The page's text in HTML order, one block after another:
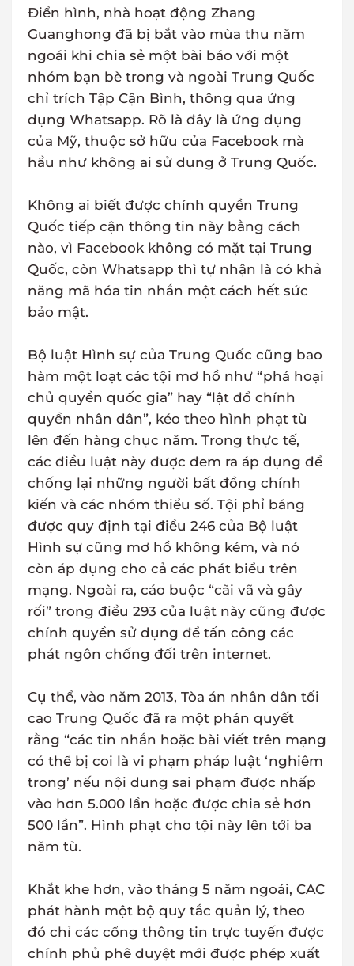
Điển hình, nhà hoạt động Zhang
Guanghong đã bị bắt vào mùa thu năm
ngoái khi chia sẻ một bài báo với một
nhóm bạn bè trong và ngoài Trung Quốc
chỉ trích Tập Cận Bình, thông qua ứng
dụng Whatsapp. Rõ là đây là ứng dụng
của Mỹ, thuộc sở hữu của Facebook mà
hầu như không ai sử dụng ở Trung Quốc.
Không ai biết được chính quyền Trung
Quốc tiếp cận thông tin này bằng cách
nào, vì Facebook không có mặt tại Trung
Quốc, còn Whatsapp thì tự nhận là có khả
năng mã hóa tin nhắn một cách hết sức
bảo mật.
Bộ luật Hình sự của Trung Quốc cũng bao
hàm một loạt các tội mơ hồ như “phá hoại
chủ quyền quốc gia” hay “lật đổ chính
quyền nhân dân”, kéo theo hình phạt tù
lên đến hàng chục năm. Trong thực tế,
các điều luật này được đem ra áp dụng để
chống lại những người bất đồng chính
kiến và các nhóm thiểu số. Tội phỉ báng
được quy định tại điều 246 của Bộ luật
Hình sự cũng mơ hồ không kém, và nó
còn áp dụng cho cả các phát biểu trên
mạng. Ngoài ra, cáo buộc “cãi vã và gây
rối” trong điều 293 của luật này cũng được
chính quyền sử dụng để tấn công các
phát ngôn chống đối trên internet.
Cụ thể, vào năm 2013, Tòa án nhân dân tối
cao Trung Quốc đã ra một phán quyết
rằng “các tin nhắn hoặc bài viết trên mạng
có thể bị coi là vi phạm pháp luật ‘nghiêm
trọng’ nếu nội dung sai phạm được nhấp
vào hơn 5.000 lần hoặc được chia sẻ hơn
500 lần”. Hình phạt cho tội này lên tới ba
năm tù.
Khắt khe hơn, vào tháng 5 năm ngoái, CAC
phát hành một bộ quy tắc quản lý, theo
đó chỉ các cổng thông tin trực tuyến được
chính phủ phê duyệt mới được phép xuất